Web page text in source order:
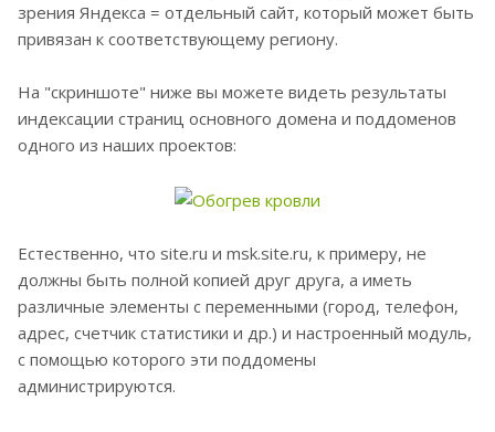
зрения Яндекса = отдельный сайт, который может быть
привязан к соответствующему региону.
На "скриншоте" ниже вы можете видеть результаты
индексации страниц основного домена и поддоменов
одного из наших проектов:
Естественно, что site.ru и msk.site.ru, к примеру, не
должны быть полной копией друг друга, а иметь
различные элементы с переменными (город, телефон,
адрес, счетчик статистики и др.) и настроенный модуль,
с помощью которого эти поддомены
администрируются.